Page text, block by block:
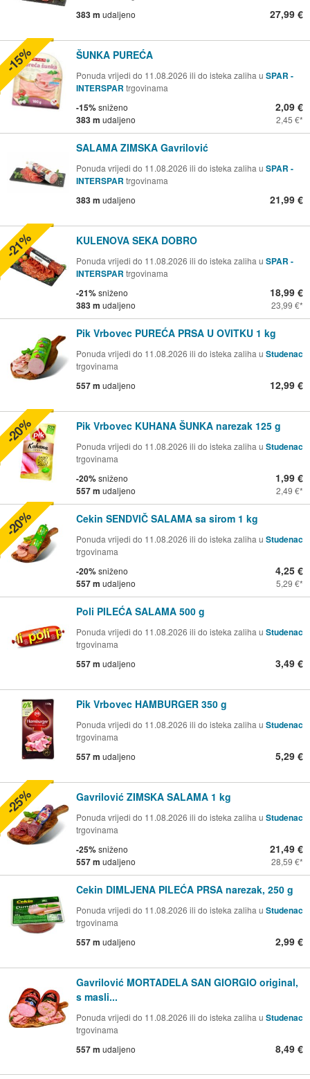
383 m udaljeno 27,99 €
ŠUNKA PUREĆA
Ponuda vrijedi do 11.08.2026 ili do isteka zaliha u SPAR -
INTERSPAR trgovinama
-15%sniženo
383 m udaljeno
2,09 €
2,45 €
-15%
SALAMA ZIMSKA Gavrilović
Ponuda vrijedi do 11.08.2026 ili do isteka zaliha u SPAR -
INTERSPAR trgovinama
383 m udaljeno 21,99 €
KULENOVA SEKA DOBRO
Ponuda vrijedi do 11.08.2026 ili do isteka zaliha u SPAR -
INTERSPAR trgovinama
-21%sniženo
383 m udaljeno
18,99 €
23,99 €
-21%
Pik Vrbovec PUREĆA PRSA U OVITKU 1 kg
Ponuda vrijedi do 11.08.2026 ili do isteka zaliha u Studenac
trgovinama
557 m udaljeno 12,99 €
Pik Vrbovec KUHANA ŠUNKA narezak 125 g
Ponuda vrijedi do 11.08.2026 ili do isteka zaliha u Studenac
trgovinama
-20%sniženo
557 m udaljeno
1,99 €
2,49 €
-20%
Cekin SENDVIČ SALAMA sa sirom 1 kg
Ponuda vrijedi do 11.08.2026 ili do isteka zaliha u Studenac
trgovinama
-20%sniženo
557 m udaljeno
4,25 €
5,29 €
-20%
Poli PILEĆA SALAMA 500 g
Ponuda vrijedi do 11.08.2026 ili do isteka zaliha u Studenac
trgovinama
557 m udaljeno 3,49 €
Pik Vrbovec HAMBURGER 350 g
Ponuda vrijedi do 11.08.2026 ili do isteka zaliha u Studenac
trgovinama
557 m udaljeno 5,29 €
Gavrilović ZIMSKA SALAMA 1 kg
Ponuda vrijedi do 11.08.2026 ili do isteka zaliha u Studenac
trgovinama
-25%sniženo
557 m udaljeno
21,49 €
28,59 €
-25%
Cekin DIMLJENA PILEĆA PRSA narezak, 250 g
Ponuda vrijedi do 11.08.2026 ili do isteka zaliha u Studenac
trgovinama
557 m udaljeno 2,99 €
Gavrilović MORTADELA SAN GIORGIO original,
s masli...
Ponuda vrijedi do 11.08.2026 ili do isteka zaliha u Studenac
trgovinama
557 m udaljeno 8,49 €